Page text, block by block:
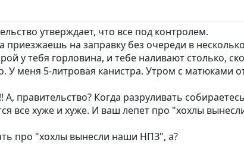
утверждает, что все под контролем.
приезжаешь на заправку без очереди в
у тебя горловина, и тебе наливают столько,
У меня 5-литровая канистра. Утром с матюками
А, правительство? Когда разруливать
все хуже и хуже. И ваш лепет про "хохлы
про "хохлы вынесли наши НПЗ", а?